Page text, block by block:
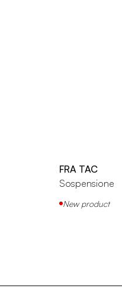
FRA TAC
Sospensione
New product